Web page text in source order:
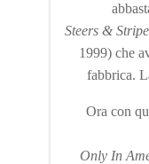
Steers &
1999) che
fabbrica.
Ora con
Only In